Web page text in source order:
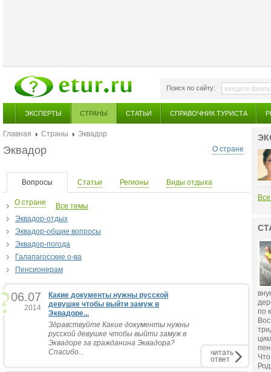
Поиск по сайту:
ЭКСПЕРТЫ СТРАНЫ СТАТЬИ СПРАВОЧНИК ТУРИСТА
Главная Страны
Эквадор
О стране
Эквадор
Вопросы Статьи Регионы Виды отдыха
О стране
Все темы
Эквадор-отдых
Эквадор-общие вопросы
Эквадор-погода
Галапагосские о-ва
Пенсионерам
06.07
2014
Какие документы нужны русской
девушке чтобы выйти замуж в
Эквадоре...
Здравствуйте Какие документы нужны
русской девушке чтобы выйти замуж в
Эквадоре за гражданина Эквадора?
Спасибо...
читать
ответ
по